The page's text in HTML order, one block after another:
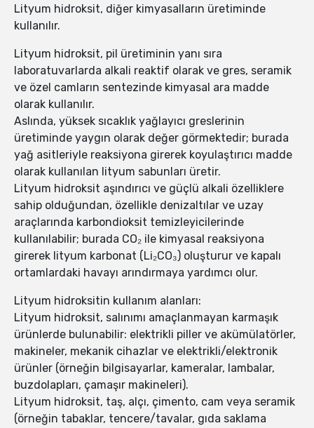
Lityum hidroksit, diğer kimyasalların üretiminde
kullanılır.
Lityum hidroksit, pil üretiminin yanı sıra
laboratuvarlarda alkali reaktif olarak ve gres, seramik
ve özel camların sentezinde kimyasal ara madde
olarak kullanılır.
Aslında, yüksek sıcaklık yağlayıcı greslerinin
üretiminde yaygın olarak değer görmektedir; burada
yağ asitleriyle reaksiyona girerek koyulaştırıcı madde
olarak kullanılan lityum sabunları üretir.
Lityum hidroksit aşındırıcı ve güçlü alkali özelliklere
sahip olduğundan, özellikle denizaltılar ve uzay
araçlarında karbondioksit temizleyicilerinde
kullanılabilir; burada CO₂ ile kimyasal reaksiyona
girerek lityum karbonat (Li₂CO₃) oluşturur ve kapalı
ortamlardaki havayı arındırmaya yardımcı olur.
Lityum hidroksitin kullanım alanları:
Lityum hidroksit, salınımı amaçlanmayan karmaşık
ürünlerde bulunabilir: elektrikli piller ve akümülatörler,
makineler, mekanik cihazlar ve elektrikli/elektronik
ürünler (örneğin bilgisayarlar, kameralar, lambalar,
buzdolapları, çamaşır makineleri).
Lityum hidroksit, taş, alçı, çimento, cam veya seramik
(örneğin tabaklar, tencere/tavalar, gıda saklama